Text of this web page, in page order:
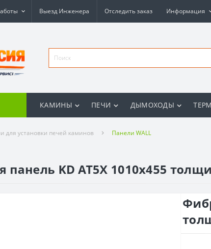
Выезд Инженера Отследить заказ Информация
КАМИНЫ ПЕЧИ ДЫМОХОДЫ
для установки печей каминов Панели WALL
KD AT5X 1010х455